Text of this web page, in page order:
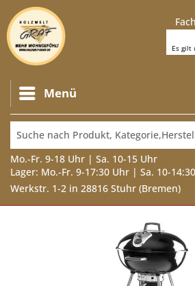
Menü
Mo.-Fr. 9-18 Uhr | Sa. 10-15 Uhr
Lager: Mo.-Fr. 9-17:30 Uhr | Sa. 10-
Werkstr. 1-2 in 28816 Stuhr (Bremen)
Es gilt